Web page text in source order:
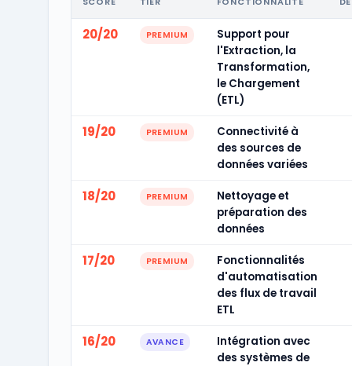
20/20 PREMIUM
Support pour
l'Extraction, la
Transformation,
le Chargement
(ETL)
19/20 PREMIUM
Connectivité à
des sources de
données variées
18/20 PREMIUM
Nettoyage et
préparation des
données
17/20 PREMIUM
Fonctionnalités
d'automatisation
des flux de travail
ETL
16/20 AVANCE
Intégration avec
des systèmes de